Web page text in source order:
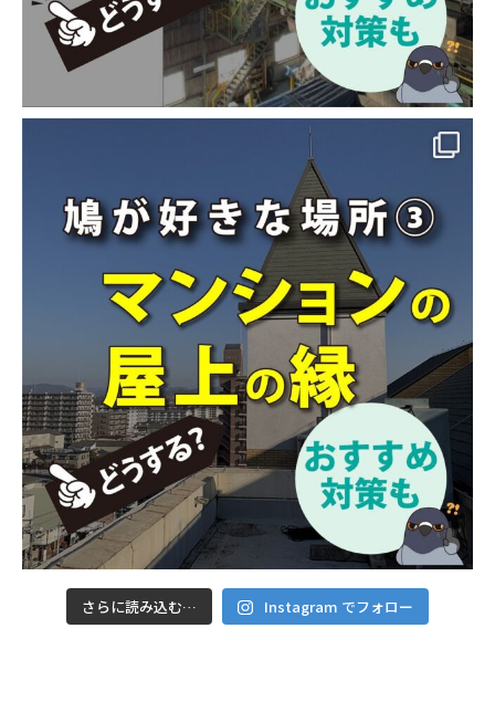
さらに読み込む… Instagram でフォロー